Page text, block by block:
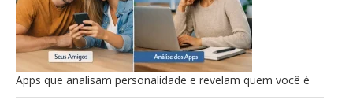
Apps que analisam personalidade e revelam quem você é